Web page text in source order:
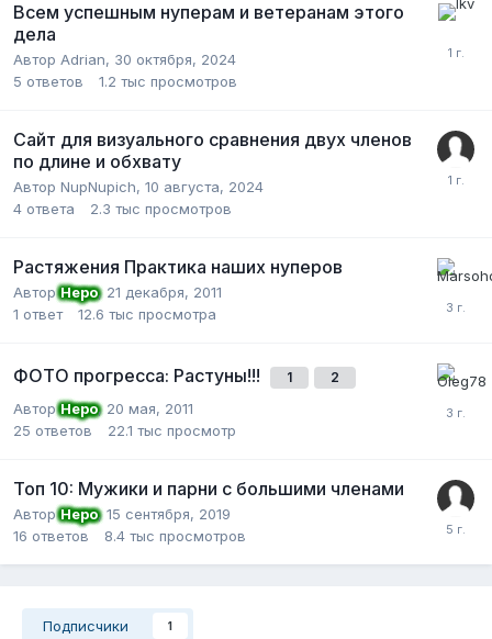
Всем успешным нуперам и ветеранам этого
дела
Автор Adrian, 30 октября, 2024
5 ответов 1.2 тыс просмотров
Сайт для визуального сравнения двух членов
по длине и обхвату
Автор NupNupich, 10 августа, 2024
4 ответа 2.3 тыс просмотров
Растяжения Практика наших нуперов
АвторНеро, 21 декабря, 2011
1 ответ 12.6 тыс просмотра
ФОТО прогресса: Растуны!!! 1 2
АвторНеро, 20 мая, 2011
25 ответов 22.1 тыс просмотр
Топ 10: Мужики и парни с большими членами
АвторНеро,15 сентября, 2019
16 ответов 8.4 тыс просмотров
Подписчики 1